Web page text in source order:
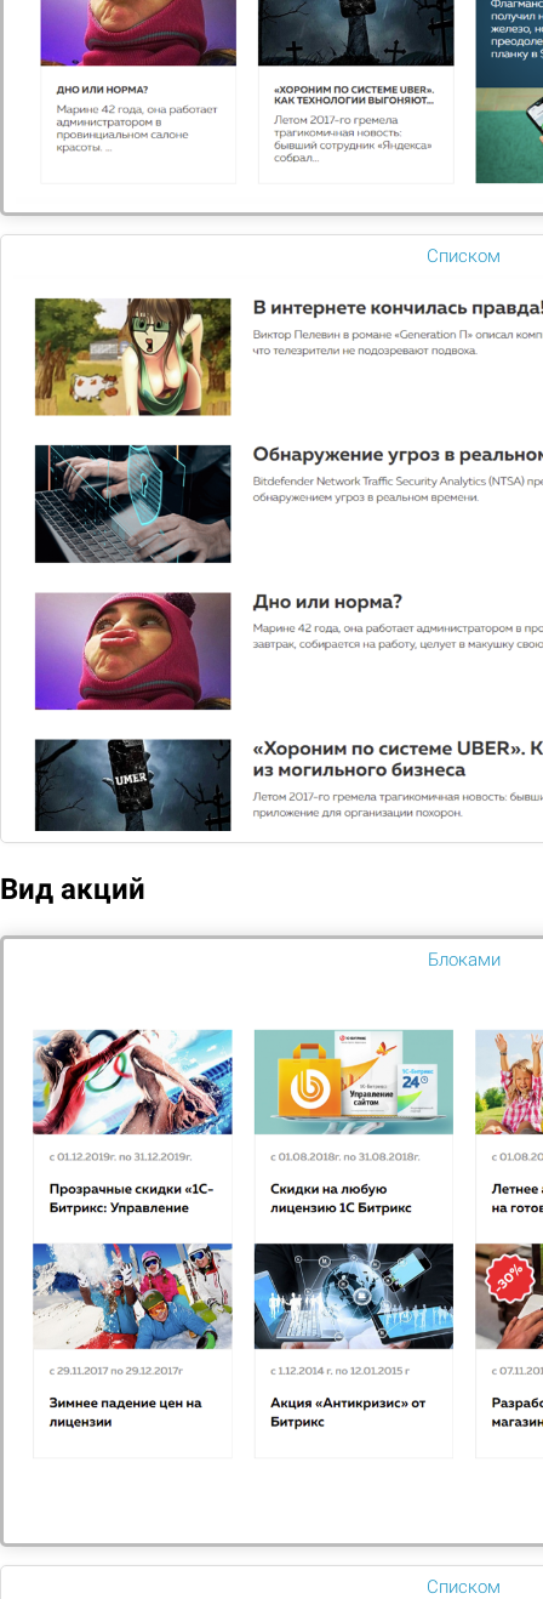
Списком
Вид акций
Блоками
Списком
НАШИ УСЛУГИ
Наша компания готова оказать полный спектр услуг с
командой профессионалов в короткие сроки. Продвижение
ТЕХ.ПОДДЕРЖКА ГОТОВЫХ
В рамках техподдержки производим
резервное копирование всей
информации на сайте
Узнать больше
РЕКЛАМА В ИНТЕРНЕТЕ
Выведи свой сайт в ТОП продаж
Подробнее
Создадим продающий сайт для
бизнеса с конверсией до 34%
Подробнее
ПРОДВИЖЕНИЕ САЙТА
Подробнее
Комплекс мероприятий,
направленных на создание
фирмы
Подробнее
МАГАЗИН